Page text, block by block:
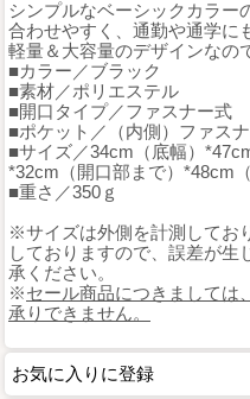
シンプルなベーシックカラー
合わせやすく、通勤や通学に
軽量＆大容量のデザインな
■カラー／ブラック
■素材／ポリエステル
■開口タイプ／ファスナー式
■ポケット／（内側）ファス
■サイズ／34cm（底幅）
*32cm（開口部まで）*48cm
■重さ／350ｇ
※サイズは外側を計測してお
しておりますので、誤差が生
承ください。
※セール商品につきましては
承りできません。
お気に入りに登録